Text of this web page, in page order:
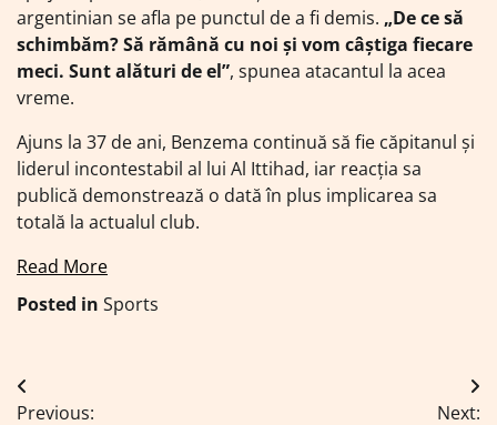
argentinian se afla pe punctul de a fi demis. „De ce să
schimbăm? Să rămână cu noi și vom câștiga fiecare
meci. Sunt alături de el”, spunea atacantul la acea
vreme.
Ajuns la 37 de ani, Benzema continuă să fie căpitanul și
liderul incontestabil al lui Al Ittihad, iar reacția sa
publică demonstrează o dată în plus implicarea sa
totală la actualul club.
Read More
Posted in Sports
Navigare
Previous:
Next: